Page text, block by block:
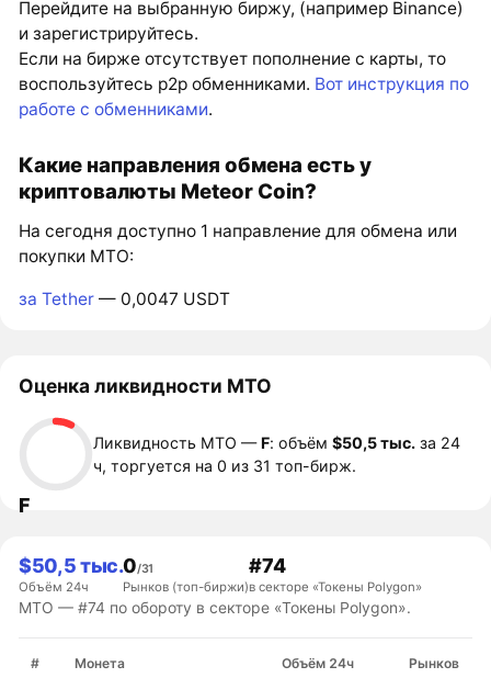
Перейдите на выбранную биржу, (например Binance)
и зарегистрируйтесь.
Если на бирже отсутствует пополнение с карты, то
воспользуйтесь p2p обменниками. Вот инструкция по
работе с обменниками.
Какие направления обмена есть у
криптовалюты Meteor Coin?
На сегодня доступно 1 направление для обмена или
покупки MTO:
за Tether — 0,0047 USDT
Оценка ликвидности MTO
F
Ликвидность MTO —F: объём$50,5 тыс. за 24
ч, торгуется на 0 из 31 топ-бирж.
$50,5 тыс.
Объём 24ч
0/31
Рынков (топ-биржи)
#74
в секторе «Токены Polygon»
MTO — #74 по обороту в секторе «Токены Polygon».
# Монета Объём 24ч Рынков